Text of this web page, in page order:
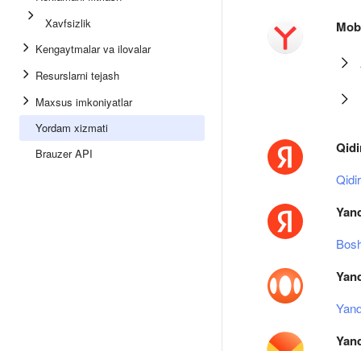
Xavfsizlik
Kengaytmalar va ilovalar
Resurslarni tejash
Maxsus imkoniyatlar
Yordam xizmati
Brauzer API